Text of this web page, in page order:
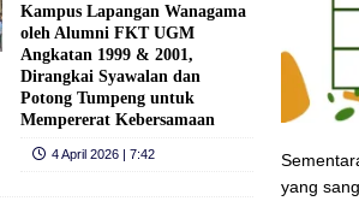
yang
Kampus Lapangan Wanagama
oleh Alumni FKT UGM
Angkatan 1999 & 2001,
Dirangkai Syawalan dan
Potong Tumpeng untuk
Mempererat Kebersamaan
4 April 2026 | 7:42